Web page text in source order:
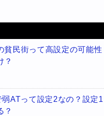
貧民街って高設定の可能性
？
弱ATって設定2なの？設定1
？